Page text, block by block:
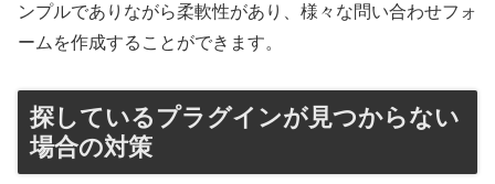
ンプルでありながら柔軟性があり、様々な問い合わせフォ
ームを作成することができます。
探しているプラグインが見つからない
場合の対策